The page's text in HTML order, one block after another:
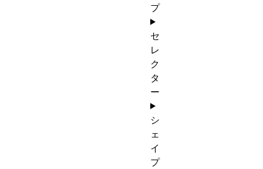
プ
セ
レ
ク
タ
ー
シ
ェ
イ
プ